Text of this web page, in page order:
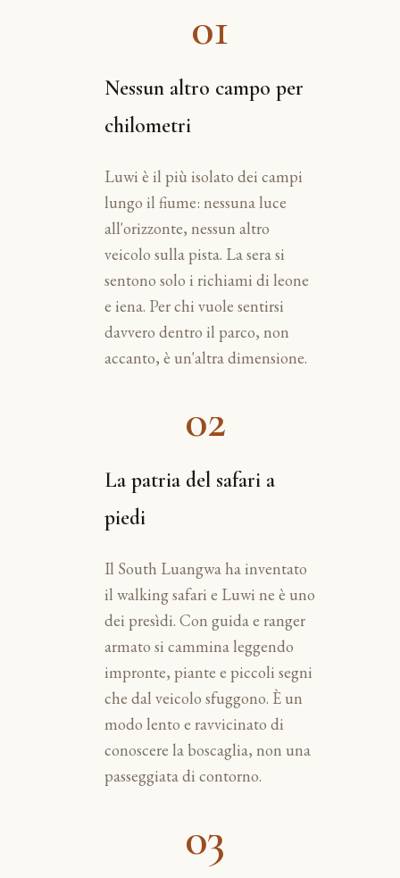
01
Nessun altro campo per
chilometri
Luwi è il più isolato dei campi
lungo il fiume: nessuna luce
all'orizzonte, nessun altro
veicolo sulla pista. La sera si
sentono solo i richiami di leone
e iena. Per chi vuole sentirsi
davvero dentro il parco, non
accanto, è un'altra dimensione.
02
La patria del safari a
piedi
Il South Luangwa ha inventato
il walking safari e Luwi ne è uno
dei presìdi. Con guida e ranger
armato si cammina leggendo
impronte, piante e piccoli segni
che dal veicolo sfuggono. È un
modo lento e ravvicinato di
conoscere la boscaglia, non una
passeggiata di contorno.
03